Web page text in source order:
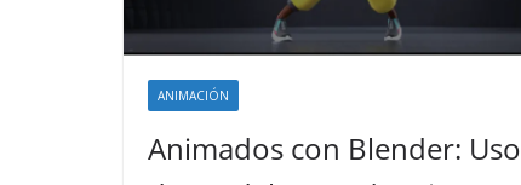
ANIMACIÓN
Animados con Blender: Uso